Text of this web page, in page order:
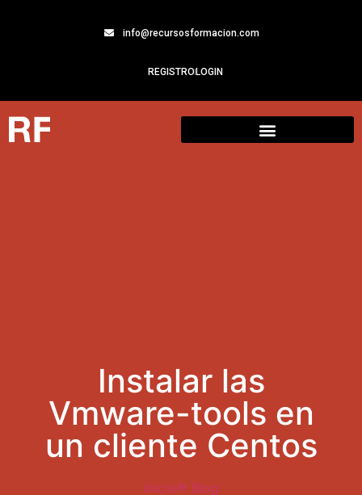
info@recursosformacion.com
REGISTROLOGIN
Instalar las
Vmware-tools en
un cliente Centos
Inicio
Blog